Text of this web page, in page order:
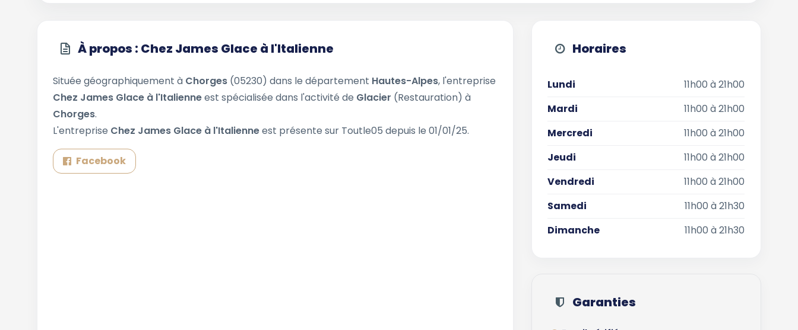
À propos : Chez James Glace à l'Italienne
Située géographiquement à Chorges (05230) dans le département Hautes-Alpes, l'entreprise
Chez James Glace à l'Italienneest spécialisée dans l'activité de Glacier (Restauration) à
Chorges.
L'entreprise Chez James Glace à l'Italienneest présente sur Toutle05 depuis le 01/01/25.
Facebook
Horaires
Lundi
11h00 à 21h00
Mardi
11h00 à 21h00
Mercredi
11h00 à 21h00
Jeudi
11h00 à 21h00
Vendredi
11h00 à 21h00
Samedi
11h00 à 21h30
Dimanche
11h00 à 21h30
Garanties